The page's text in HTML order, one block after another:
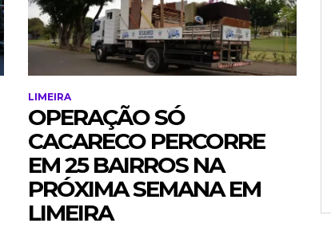
LIMEIRA
OPERAÇÃO SÓ
CACARECO PERCORRE
EM 25 BAIRROS NA
PRÓXIMA SEMANA EM
LIMEIRA